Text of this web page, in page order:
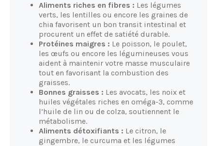
Aliments riches en fibres : Les légumes
verts, les lentilles ou encore les graines de
chia favorisent un bon transit intestinal et
procurent un effet de satiété durable.
Protéines maigres : Le poisson, le poulet,
les œufs ou encore les légumineuses vous
aident à maintenir votre masse musculaire
tout en favorisant la combustion des
graisses.
Bonnes graisses : Les avocats, les noix et
huiles végétales riches en oméga-3, comme
l’huile de lin ou de colza, soutiennent le
métabolisme.
Aliments détoxifiants : Le citron, le
gingembre, le curcuma et les légumes